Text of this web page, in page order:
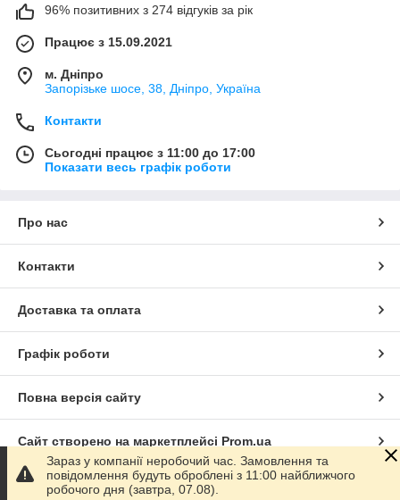
96% позитивних з 274 відгуків за рік
Працює з 15.09.2021
м. Дніпро
Запорізьке шосе, 38, Дніпро, Україна
Контакти
Сьогодні працює з 11:00 до 17:00
Показати весь графік роботи
Про нас
Контакти
Доставка та оплата
Графік роботи
Повна версія сайту
Сайт створено на маркетплейсі Prom.ua
Політика конфіденційності
Зараз у компанії неробочий час. Замовлення та
повідомлення будуть оброблені з 11:00 найближчого
робочого дня (завтра, 07.08).